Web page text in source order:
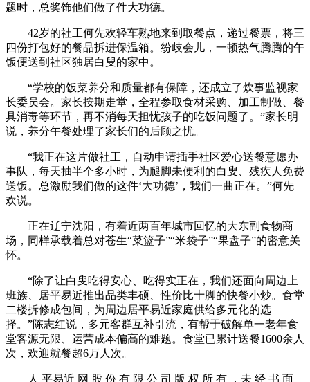
题时，总奖饰他们做了件大功德。
42岁的社工何先欢轻车熟地来到取餐点，递过餐票，将三
四份打包好的餐品拆进保温箱。纷歧会儿，一顿热气腾腾的午
饭便送到社区独居白叟的家中。
“学校的饭菜养分和质量都有保障，还成立了炊事监视家
长委员会。家长按期走堂，全程参取食材采购、加工制做、餐
具消毒等环节，再不消每天担忧孩子的吃饭问题了。”家长明
说，养分午餐处理了家长们的后顾之忧。
“我正在这片做社工，自动申请插手社区爱心送餐意愿办
事队，每天抽半个多小时，为腿脚未便利的白叟、残疾人免费
送饭。总激励我们做的这件‘大功德’，我们一曲正在。”何先
欢说。
正在辽宁沈阳，有着近两百年城市回忆的大东副食物商
场，同样承载着总对苍生“菜篮子”“米袋子”“果盘子”的密意关
怀。
“除了让白叟吃得安心、吃得实正在，我们还面向周边上
班族、居平易近推出品类丰硕、性价比十脚的快餐小炒。食堂
二楼拆修成包间，为周边居平易近家庭供给多元化的选
择。”陈志红说，多元客群互补引流，有帮于破解单一老年食
堂客源无限、运营成本偏高的难题。食堂已累计送餐1600余人
次，欢迎就餐超6万人次。
人 平易近 网 股 份 有 限 公 司 版 权 所 有 ，未 经 书 面